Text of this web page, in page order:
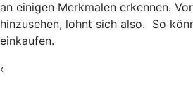
an einigen Merkmalen erkennen.
hinzusehen, lohnt sich also. So
einkaufen.
‹